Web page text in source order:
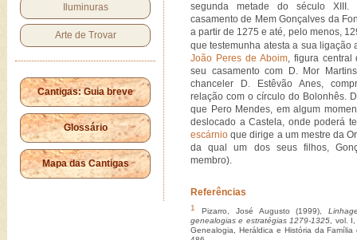
Iluminuras
Arte de Trovar
Cantigas: Guia breve
Glossário
Mapa das Cantigas
segunda metade do século
casamento de Mem Gonçalves da
a partir de 1275 e até, pelo menos,
que testemunha atesta a sua ligação
João Peres de Aboim, figura central
seu casamento com D. Mor
chanceler D. Estêvão Anes,
relação com o círculo do Bolonhês.
que Pero Mendes, em algum
deslocado a Castela, onde poderá
escárnio que dirige a um mestre da
da qual um dos seus filhos,
membro).
Referências
1 Pizarro, José Augusto (1999),
genealogias e estratégias 1279-1325 , vol.
Genealogia, Heráldica e História da